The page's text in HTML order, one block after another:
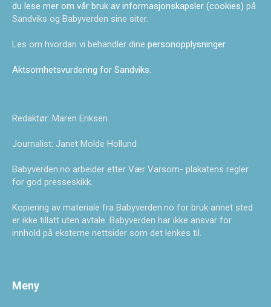
du lese mer om vår bruk av informasjonskapsler (cookies) på
Sandviks og Babyverden sine siter.
Les om hvordan vi behandler dine personopplysninger.
Aktsomhetsvurdering for Sandviks.
Redaktør: Maren Eriksen
Journalist: Janet Molde Hollund
Babyverden.no arbeider etter Vær Varsom- plakatens regler
for god presseskikk.
Kopiering av materiale fra Babyverden.no for bruk annet sted
er ikke tillatt uten avtale. Babyverden har ikke ansvar for
innhold på eksterne nettsider som det lenkes til.
Meny